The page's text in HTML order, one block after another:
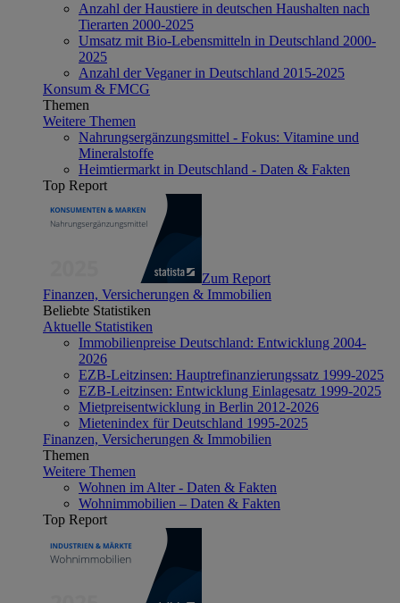
Anzahl der Haustiere in deutschen Haushalten nach
Tierarten 2000-2025
Umsatz mit Bio-Lebensmitteln in Deutschland 2000-
2025
Anzahl der Veganer in Deutschland 2015-2025
Konsum & FMCG
Themen
Weitere Themen
Nahrungsergänzungsmittel - Fokus: Vitamine und
Mineralstoffe
Heimtiermarkt in Deutschland - Daten & Fakten
Top Report
Zum Report
Finanzen, Versicherungen & Immobilien
Beliebte Statistiken
Aktuelle Statistiken
Immobilienpreise Deutschland: Entwicklung 2004-
2026
EZB-Leitzinsen: Hauptrefinanzierungssatz 1999-2025
EZB-Leitzinsen: Entwicklung Einlagesatz 1999-2025
Mietpreisentwicklung in Berlin 2012-2026
Mietenindex für Deutschland 1995-2025
Finanzen, Versicherungen & Immobilien
Themen
Weitere Themen
Wohnen im Alter - Daten & Fakten
Wohnimmobilien – Daten & Fakten
Top Report